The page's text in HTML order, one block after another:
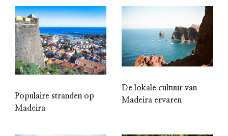
Populaire stranden op
Madeira
De lokale cultuur van
Madeira ervaren